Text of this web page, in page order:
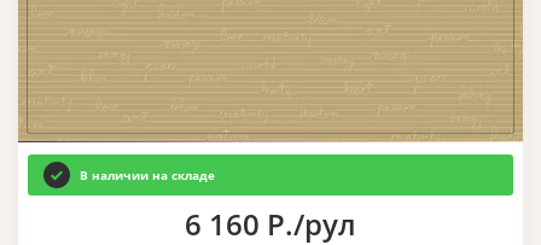
В наличии на складе
6 160 Р./рул